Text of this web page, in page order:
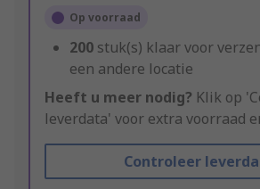
Op voorraad
200 stuk(s) klaar voor
een andere locatie
Heeft u meer nodig? Klik op
leverdata' voor extra voorraad
Controleer